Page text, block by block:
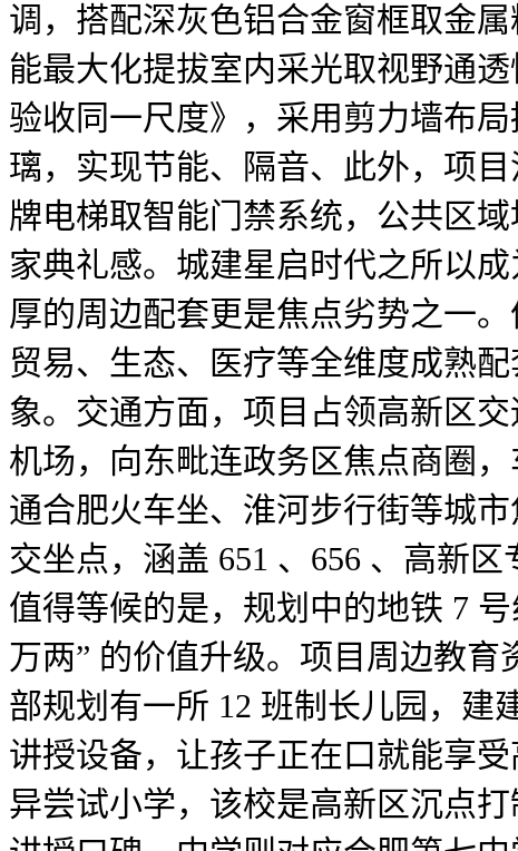
调，搭配深灰色铝合金窗框取金
能最大化提拔室内采光取视野通
验收同一尺度》，采用剪力墙布
璃，实现节能、隔音、此外，项
牌电梯取智能门禁系统，公共区
家典礼感。城建星启时代之所以
厚的周边配套更是焦点劣势之一
贸易、生态、医疗等全维度成熟
象。交通方面，项目占领高新区
机场，向东毗连政务区焦点商圈
通合肥火车坐、淮河步行街等城
交坐点，涵盖 651 、656 、高新
值得等候的是，规划中的地铁 7
万两” 的价值升级。项目周边教
部规划有一所 12 班制长儿园，建
讲授设备，让孩子正在口就能享
异尝试小学，该校是高新区沉点